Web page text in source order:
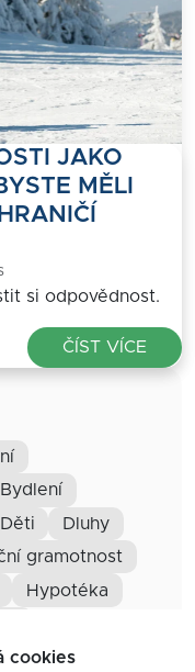
JAKO
MĚLI
si odpovědnost.
ČÍST VÍCE
bydlení
děti
dluhy
gramotnost
hypotéka
komodity
cookies